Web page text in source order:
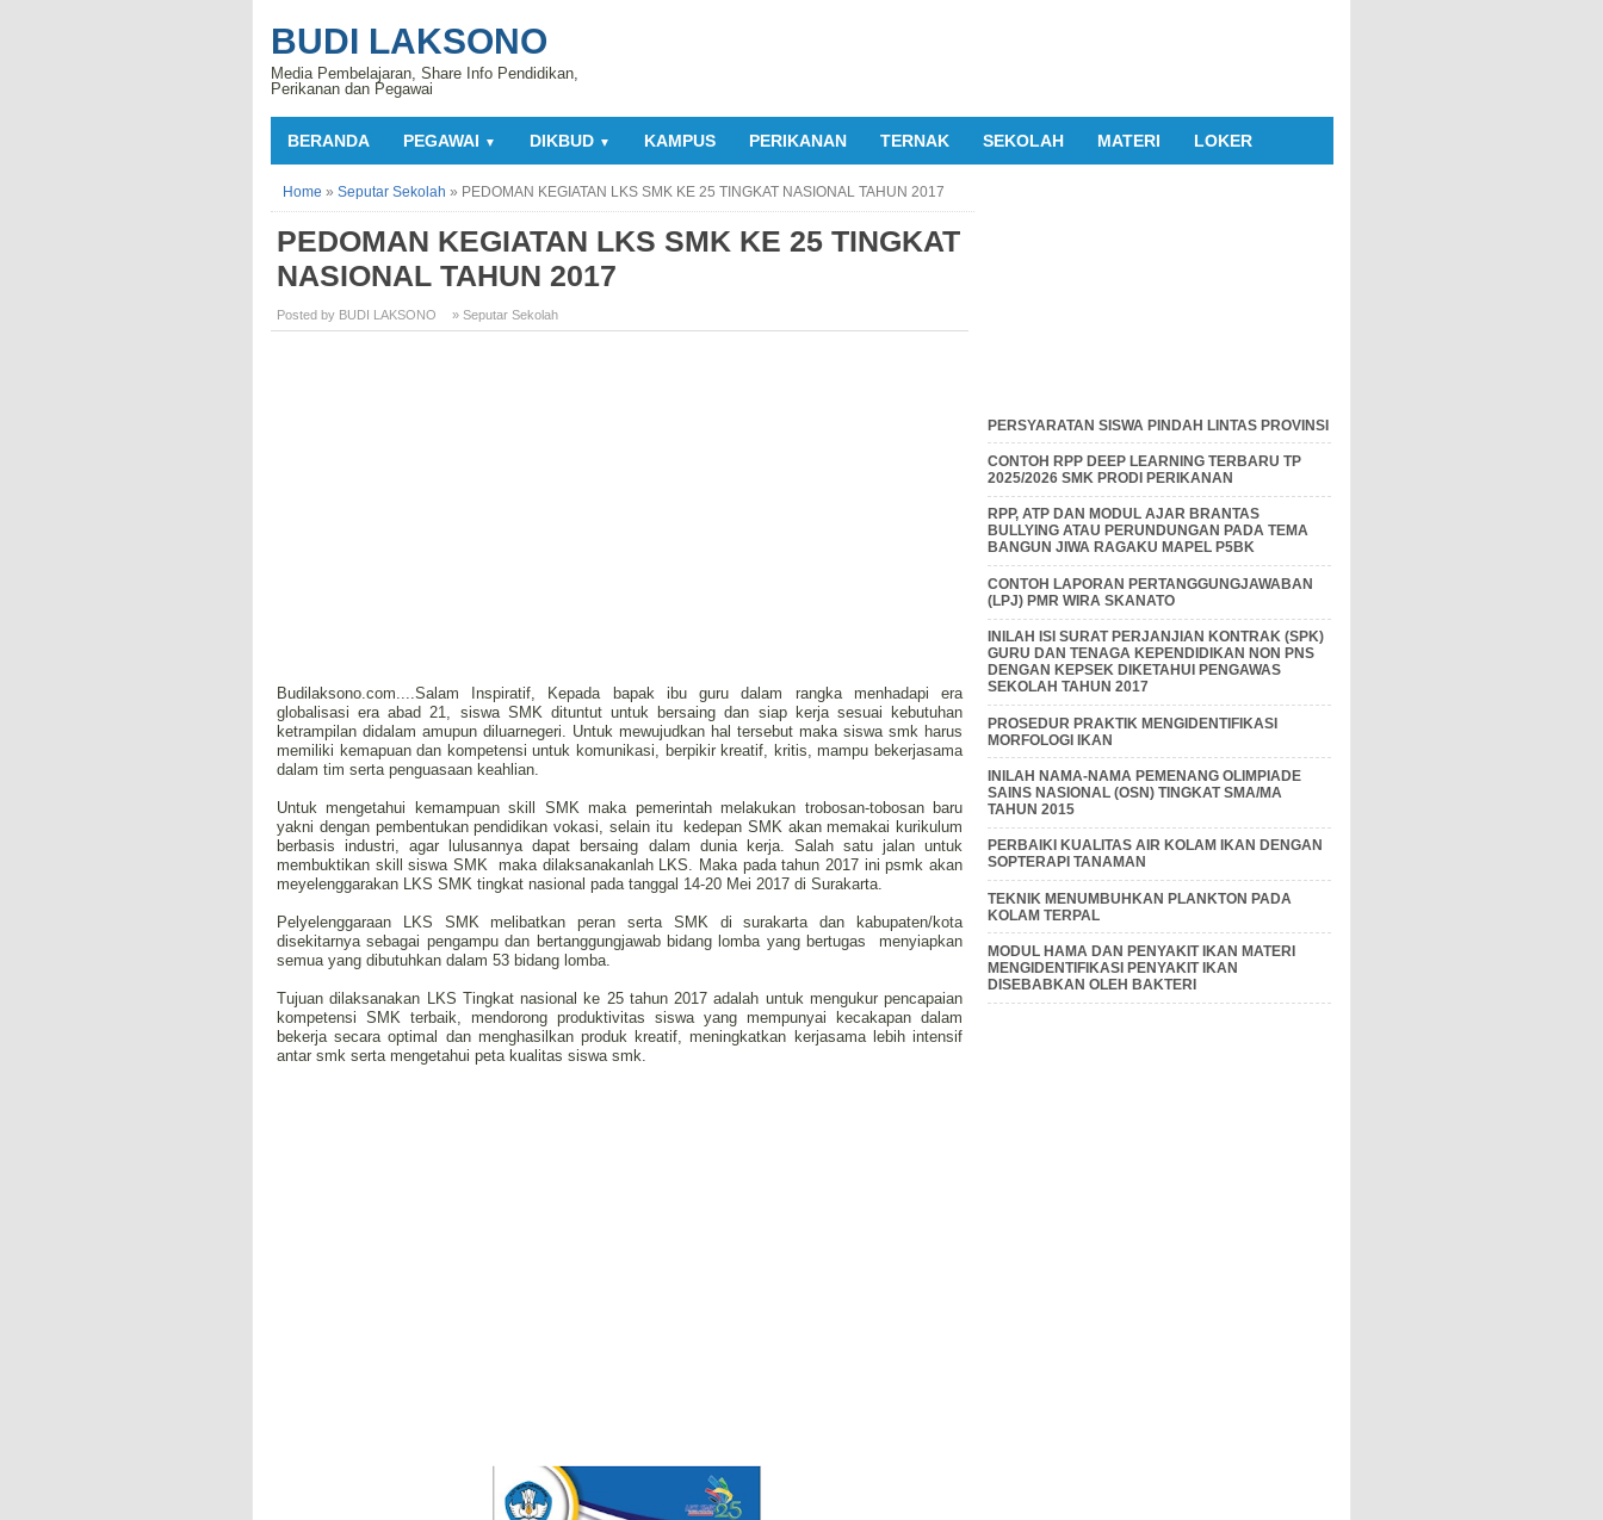
BUDI LAKSONO
Media Pembelajaran, Share Info Pendidikan,
Perikanan dan Pegawai
BERANDA PEGAWAI ▼ DIKBUD ▼ KAMPUS PERIKANAN TERNAK SEKOLAH MATERI LOKER
Home » Seputar Sekolah » PEDOMAN KEGIATAN LKS SMK KE 25 TINGKAT NASIONAL TAHUN 2017
PEDOMAN KEGIATAN LKS SMK KE 25 TINGKAT
NASIONAL TAHUN 2017
Posted by BUDI LAKSONO » Seputar Sekolah
Budilaksono.com....Salam Inspiratif, Kepada bapak ibu guru dalam rangka menhadapi era
globalisasi era abad 21, siswa SMK dituntut untuk bersaing dan siap kerja sesuai kebutuhan
ketrampilan didalam amupun diluarnegeri. Untuk mewujudkan hal tersebut maka siswa smk harus
memiliki kemapuan dan kompetensi untuk komunikasi, berpikir kreatif, kritis, mampu bekerjasama
dalam tim serta penguasaan keahlian.
Untuk mengetahui kemampuan skill SMK maka pemerintah melakukan trobosan-tobosan baru
yakni dengan pembentukan pendidikan vokasi, selain itu kedepan SMK akan memakai kurikulum
berbasis industri, agar lulusannya dapat bersaing dalam dunia kerja. Salah satu jalan untuk
membuktikan skill siswa SMK maka dilaksanakanlah LKS. Maka pada tahun 2017 ini psmk akan
meyelenggarakan LKS SMK tingkat nasional pada tanggal 14-20 Mei 2017 di Surakarta.
Pelyelenggaraan LKS SMK melibatkan peran serta SMK di surakarta dan kabupaten/kota
disekitarnya sebagai pengampu dan bertanggungjawab bidang lomba yang bertugas menyiapkan
semua yang dibutuhkan dalam 53 bidang lomba.
Tujuan dilaksanakan LKS Tingkat nasional ke 25 tahun 2017 adalah untuk mengukur pencapaian
kompetensi SMK terbaik, mendorong produktivitas siswa yang mempunyai kecakapan dalam
bekerja secara optimal dan menghasilkan produk kreatif, meningkatkan kerjasama lebih intensif
antar smk serta mengetahui peta kualitas siswa smk.
PERSYARATAN SISWA PINDAH LINTAS PROVINSI
CONTOH RPP DEEP LEARNING TERBARU TP
2025/2026 SMK PRODI PERIKANAN
RPP, ATP DAN MODUL AJAR BRANTAS
BULLYING ATAU PERUNDUNGAN PADA TEMA
BANGUN JIWA RAGAKU MAPEL P5BK
CONTOH LAPORAN PERTANGGUNGJAWABAN
(LPJ) PMR WIRA SKANATO
INILAH ISI SURAT PERJANJIAN KONTRAK (SPK)
GURU DAN TENAGA KEPENDIDIKAN NON PNS
DENGAN KEPSEK DIKETAHUI PENGAWAS
SEKOLAH TAHUN 2017
PROSEDUR PRAKTIK MENGIDENTIFIKASI
MORFOLOGI IKAN
INILAH NAMA-NAMA PEMENANG OLIMPIADE
SAINS NASIONAL (OSN) TINGKAT SMA/MA
TAHUN 2015
PERBAIKI KUALITAS AIR KOLAM IKAN DENGAN
SOPTERAPI TANAMAN
TEKNIK MENUMBUHKAN PLANKTON PADA
KOLAM TERPAL
MODUL HAMA DAN PENYAKIT IKAN MATERI
MENGIDENTIFIKASI PENYAKIT IKAN
DISEBABKAN OLEH BAKTERI